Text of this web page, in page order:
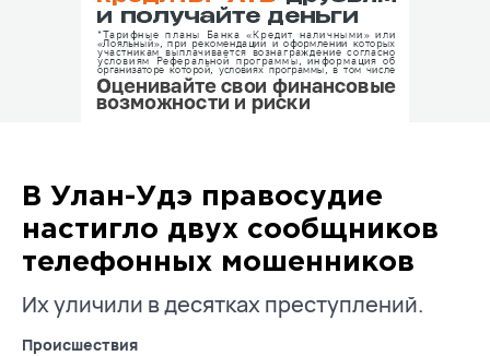
В Улан-Удэ правосудие
настигло двух сообщников
телефонных мошенников
Их уличили в десятках преступлений.
Происшествия